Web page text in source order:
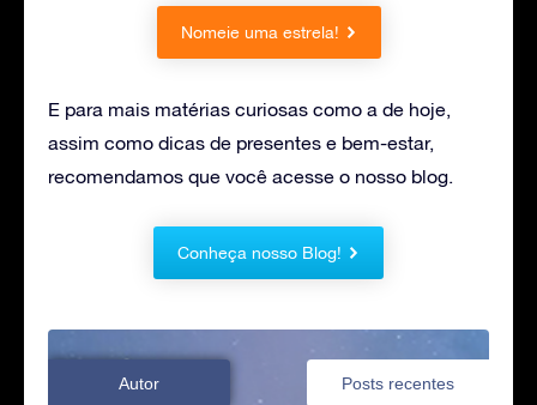
Nomeie uma estrela!
E para mais matérias curiosas como a de hoje,
assim como dicas de presentes e bem-estar,
recomendamos que você acesse o nosso blog.
Conheça nosso Blog!
Autor Posts recentes